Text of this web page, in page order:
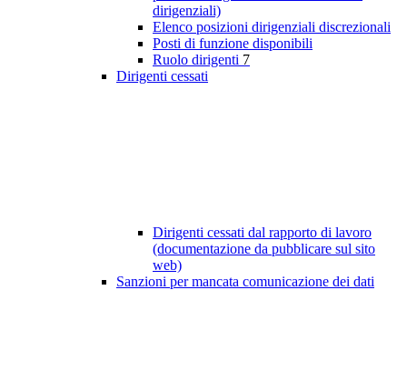
dirigenziali)
Elenco posizioni dirigenziali discrezionali
Posti di funzione disponibili
Ruolo dirigenti 7
Dirigenti cessati
Dirigenti cessati dal rapporto di lavoro
(documentazione da pubblicare sul sito
web)
Sanzioni per mancata comunicazione dei dati